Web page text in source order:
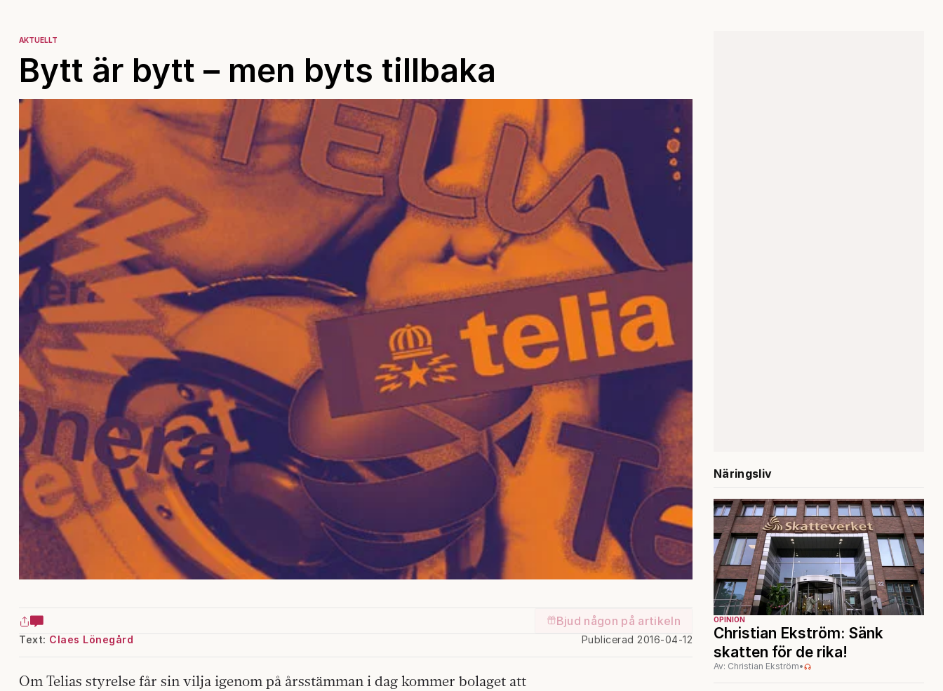
AKTUELLT
Bytt är bytt – men byts tillbaka
Bjud någon på artikeln
Text: Claes Lönegård Publicerad 2016-04-12
Om Telias styrelse får sin vilja igenom på årsstämman i dag kommer bolaget att
Näringsliv
OPINION
Christian Ekström: Sänk
skatten för de rika!
Av: Christian Ekström•